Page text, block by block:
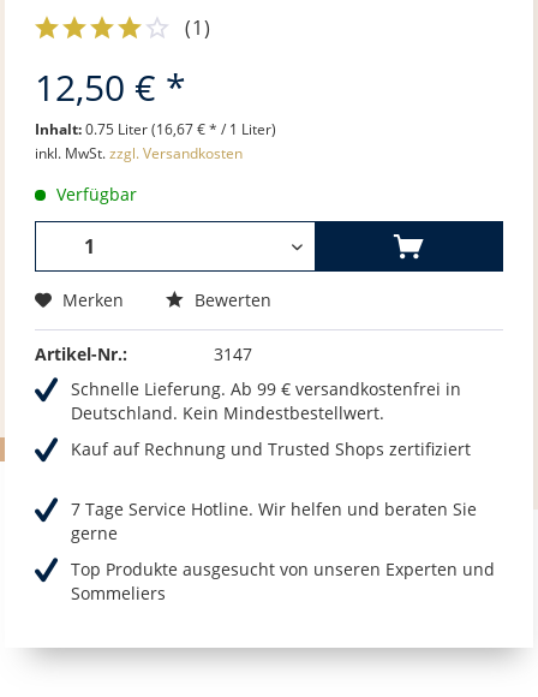
(1)
12,50 € *
Inhalt:0.75 Liter (16,67 € * / 1 Liter)
inkl. MwSt.zzgl. Versandkosten
Verfügbar
Merken Bewerten
Artikel-Nr.:
3147
Schnelle Lieferung. Ab 99 € versandkostenfrei in
Deutschland. Kein Mindestbestellwert.
Kauf auf Rechnung und Trusted Shops zertifiziert
7 Tage Service Hotline. Wir helfen und beraten Sie
gerne
Top Produkte ausgesucht von unseren Experten und
Sommeliers